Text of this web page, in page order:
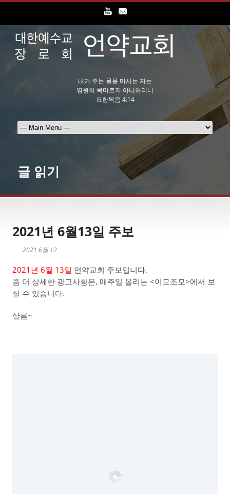
내가 주는 물을 마시는 자는
영원히 목마르지 아니하리니
요한복음 4:14
글 읽기
2021년 6월13일 주보
2021 6월 12
2021년 6월 13일 언약교회 주보입니다.
좀 더 상세한 광고사항은, 매주일 올리는 <이모조모>에서 보
실 수 있습니다.
샬롬~